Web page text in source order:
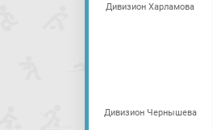
Дивизион Харламова
Дивизион Чернышева